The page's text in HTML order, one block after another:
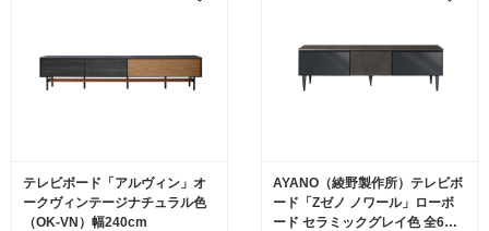
テレビボード「アルヴィン」オ
ークヴィンテージナチュラル色
（OK-VN）幅240cm
AYANO（綾野製作所）テレビボ
ード「Zゼノ ノワール」ローボ
ード セラミックグレイ色 全6サ